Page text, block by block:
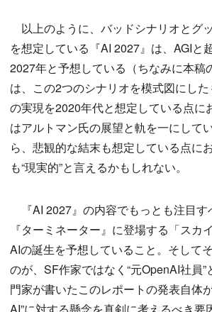
以上のように、バッドシナリオとグ
を想定している『AI 2027』は、AGIと
2027年と予想している（ちなみに本稿
は、この2つのシナリオを模式図にし
の実現を2020年代と想定している点に
はアルトマン氏の展望と軌を一にして
ら、悲観的な結末も想定している点に
も“現実的”と言えるかもしれない。
『AI 2027』の内容でもっとも注目す
『ターミネーター』に登場する「スカ
AIの誕生を予想していること。そして
のが、SF作家ではなく“元OpenAI社員
門家が書いたこのレポートの発表自体
AI”に対する懸念を真剣に考えるべき要